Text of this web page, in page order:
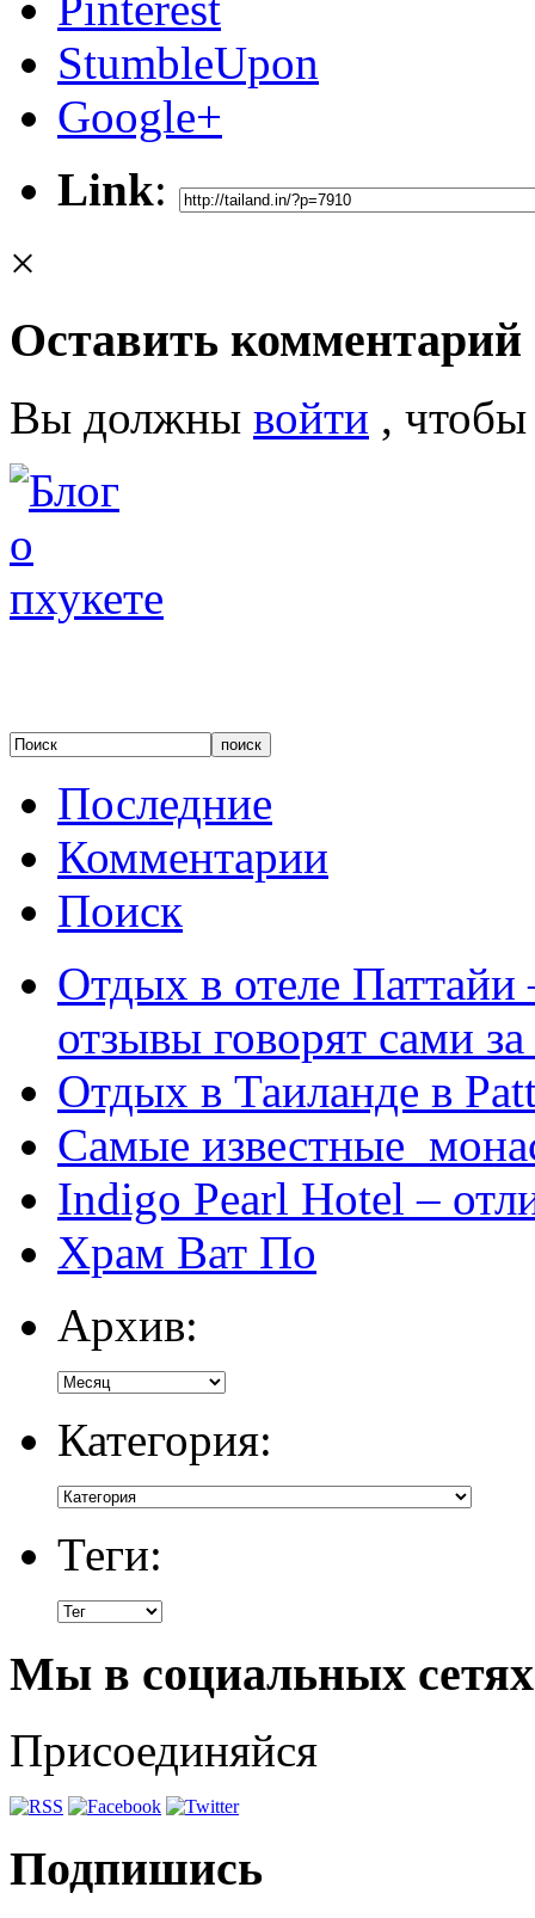
StumbleUpon
Google+
Link:
×
Оставить комментарий
Вы должны войти ,
Последние
Комментарии
Поиск
Отдых в отеле
отзывы говорят сами за
Отдых в Таиланде в
Самые известные
Indigo Pearl Hotel –
Храм Ват По
Архив:
Категория:
Теги:
Мы в социальных сетях
Присоединяйся
Подпишись